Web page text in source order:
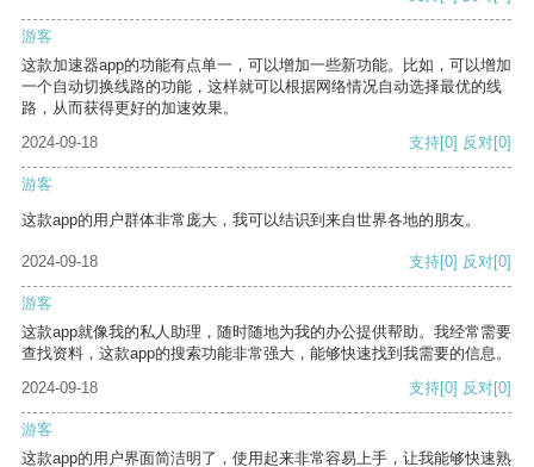
游客
这款加速器app的功能有点单一，可以增加一些新功能。比如，可以增加
一个自动切换线路的功能，这样就可以根据网络情况自动选择最优的线
路，从而获得更好的加速效果。
2024-09-18
支持[0] 反对[0]
游客
这款app的用户群体非常庞大，我可以结识到来自世界各地的朋友。
2024-09-18 支持[0] 反对[0]
游客
这款app就像我的私人助理，随时随地为我的办公提供帮助。我经常需要
查找资料，这款app的搜索功能非常强大，能够快速找到我需要的信息。
2024-09-18
支持[0] 反对[0]
游客
这款app的用户界面简洁明了，使用起来非常容易上手，让我能够快速熟